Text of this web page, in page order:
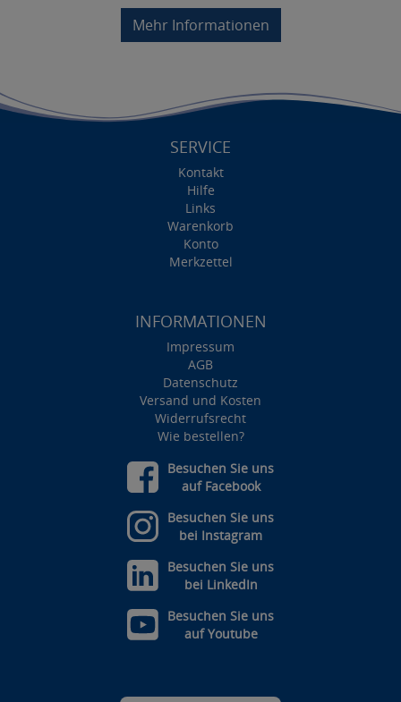
Mehr Informationen
SERVICE
Kontakt
Hilfe
Links
Warenkorb
Konto
Merkzettel
INFORMATIONEN
Impressum
AGB
Datenschutz
Versand und Kosten
Widerrufsrecht
Wie bestellen?
Besuchen Sie uns
auf Facebook
Besuchen Sie uns
bei Instagram
Besuchen Sie uns
bei LinkedIn
Besuchen Sie uns
auf Youtube